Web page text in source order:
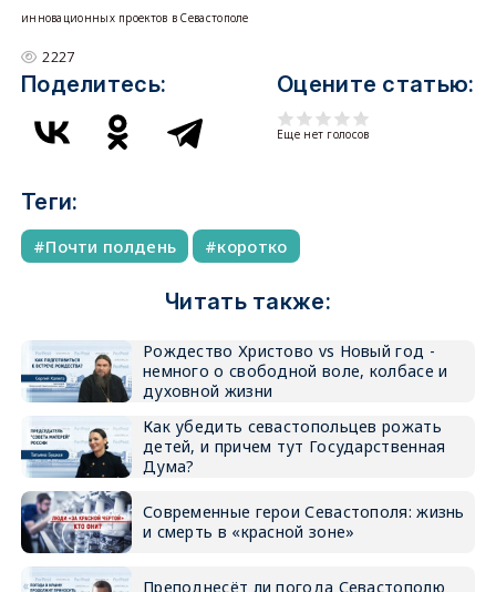
инновационных проектов в Севастополе
2227
Поделитесь: Оцените статью:
Еще нет голосов
Теги:
Почти полдень коротко
Читать также:
Рождество Христово vs Новый год -
немного о свободной воле, колбасе и
духовной жизни
Как убедить севастопольцев рожать
детей, и причем тут Государственная
Дума?
Современные герои Севастополя: жизнь
и смерть в «красной зоне»
Преподнесёт ли погода Севастополю